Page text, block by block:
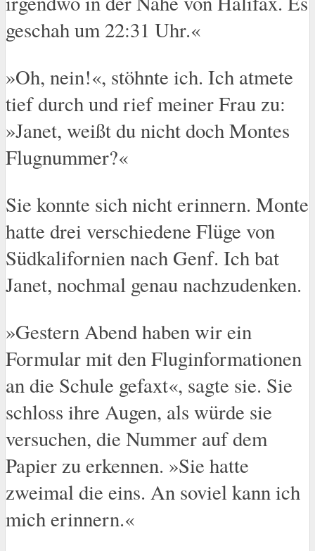
geschah um 22:31 Uhr.«
»Oh, nein!«, stöhnte ich. Ich atmete
tief durch und rief meiner Frau zu:
»Janet, weißt du nicht doch Montes
Flugnummer?«
Sie konnte sich nicht erinnern. Monte
hatte drei verschiedene Flüge von
Südkalifornien nach Genf. Ich bat
Janet, nochmal genau nachzudenken.
»Gestern Abend haben wir ein
Formular mit den Fluginformationen
an die Schule gefaxt«, sagte sie. Sie
schloss ihre Augen, als würde sie
versuchen, die Nummer auf dem
Papier zu erkennen. »Sie hatte
zweimal die eins. An soviel kann ich
mich erinnern.«